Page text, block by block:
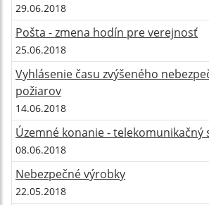
29.06.2018
Pošta - zmena hodín pre verejnosť
25.06.2018
Vyhlásenie času zvýšeného
požiarov
14.06.2018
Územné konanie - telekomunikačný
08.06.2018
Nebezpečné výrobky
22.05.2018